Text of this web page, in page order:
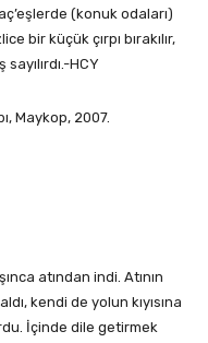
(konuk odaları)
bir küçük çırpı bırakılır,
HCY
Maykop, 2007.
atından indi. Atının
kendi de yolun kıyısına
İçinde dile getirmek